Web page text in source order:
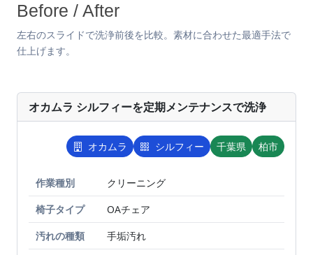
Before / After
左右のスライドで洗浄前後を比較。素材に合わせた最適手法で
仕上げます。
オカムラ シルフィーを定期メンテナンスで洗浄
オカムラ シルフィー 千葉県 柏市
BEFORE
作業種別
クリーニング
椅子タイプ
OAチェア
汚れの種類
手垢汚れ